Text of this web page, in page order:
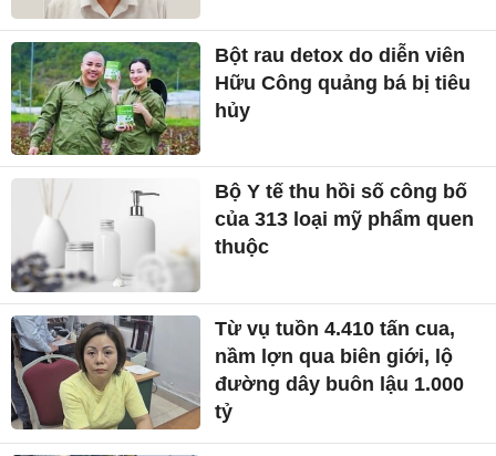
Bột rau detox do diễn viên
Hữu Công quảng bá bị tiêu
hủy
Bộ Y tế thu hồi số công bố
của 313 loại mỹ phẩm quen
thuộc
Từ vụ tuồn 4.410 tấn cua,
nầm lợn qua biên giới, lộ
đường dây buôn lậu 1.000
tỷ